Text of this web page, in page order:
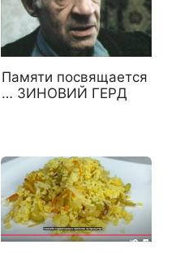
Памяти посвящается
… ЗИНОВИЙ ГЕРД